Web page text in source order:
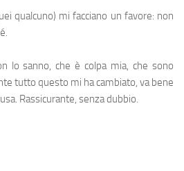
qualcuno) mi facciano un favore: non
lo sanno, che è colpa mia, che sono
tutto questo mi ha cambiato, va bene
Rassicurante, senza dubbio.